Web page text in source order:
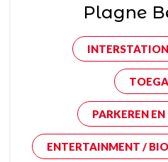
Plagne
PARKEREN
ENTERTAINMENT /